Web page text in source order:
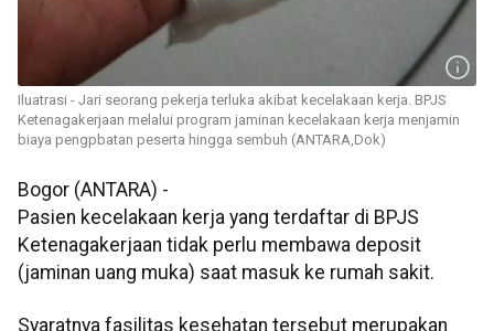
Iluatrasi - Jari seorang pekerja terluka akibat kecelakaan kerja. BPJS
Ketenagakerjaan melalui program jaminan kecelakaan kerja menjamin
biaya pengpbatan peserta hingga sembuh (ANTARA,Dok)
Bogor (ANTARA) -
Pasien kecelakaan kerja yang terdaftar di BPJS
Ketenagakerjaan tidak perlu membawa deposit
(jaminan uang muka) saat masuk ke rumah sakit.
Syaratnya fasilitas kesehatan tersebut merupakan